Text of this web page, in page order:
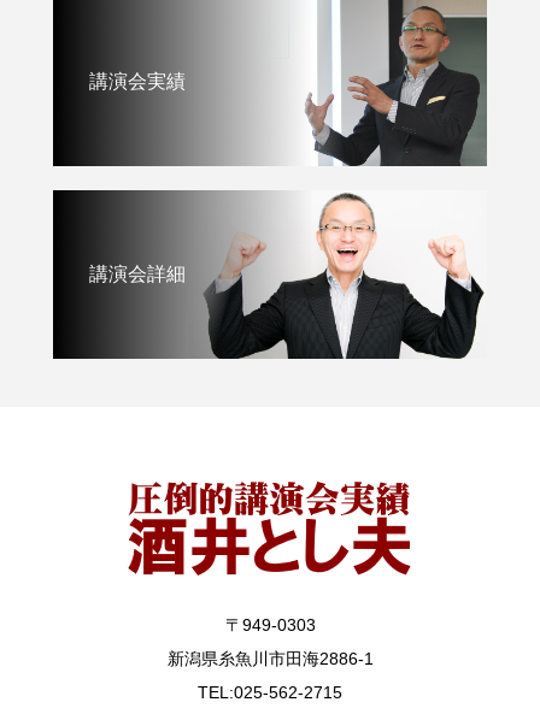
講演会実績
講演会詳細
〒949-0303
新潟県糸魚川市田海2886-1
TEL:025-562-2715